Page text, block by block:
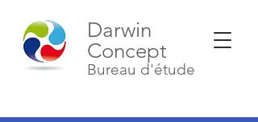
Darwin
Concept
Bureau d'étude